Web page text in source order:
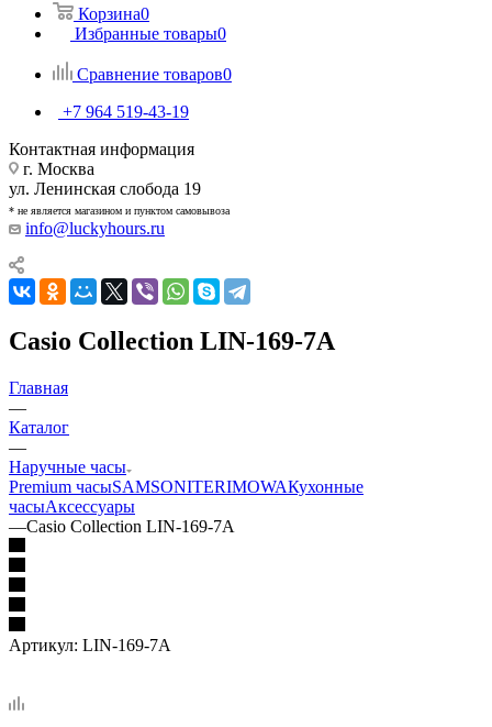
Корзина0
Избранные товары0
Сравнение товаров0
+7 964 519-43-19
Контактная информация
г. Москва
ул. Ленинская слобода 19
* не является магазином и пунктом самовывоза
info@luckyhours.ru
Casio Collection LIN-169-7A
Главная
—
Каталог
—
Наручные часы
Premium часыSAMSONITERIMOWAКухонные
часыАксессуары
—Casio Collection LIN-169-7A
Артикул: LIN-169-7A